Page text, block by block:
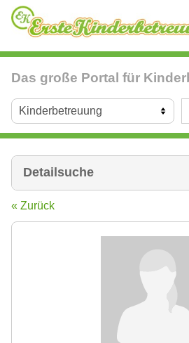
Das große Portal für
Detailsuche
« Zurück